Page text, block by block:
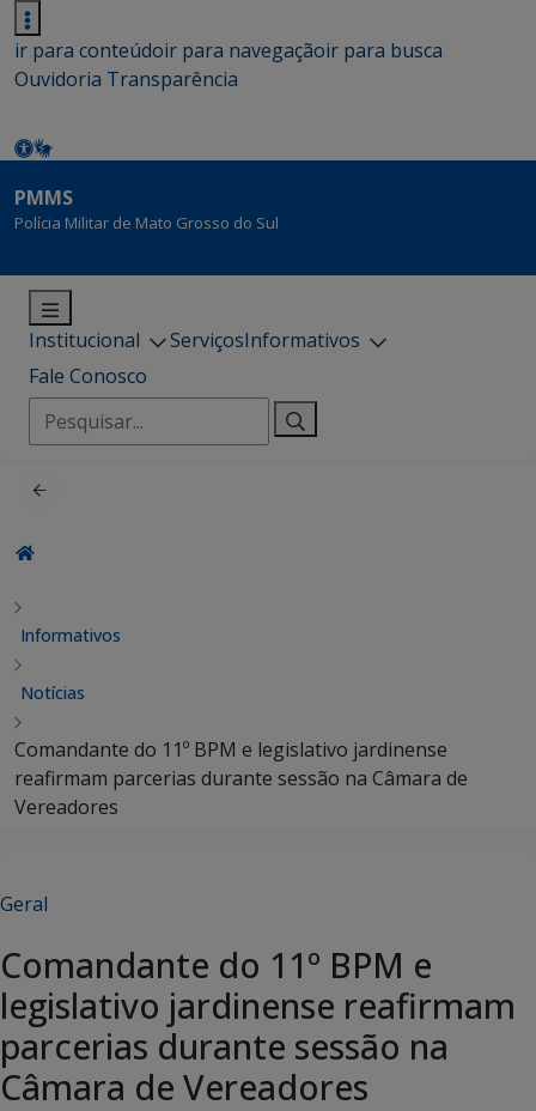
ir para conteúdoir para navegaçãoir para busca
Ouvidoria Transparência
PMMS
Polícia Militar de Mato Grosso do Sul
Institucional ServiçosInformativos
Fale Conosco
Pesquisar
por:
Informativos
Notícias
Comandante do 11º BPM e legislativo jardinense
reafirmam parcerias durante sessão na Câmara de
Vereadores
Geral
Comandante do 11º BPM e
legislativo jardinense reafirmam
parcerias durante sessão na
Câmara de Vereadores